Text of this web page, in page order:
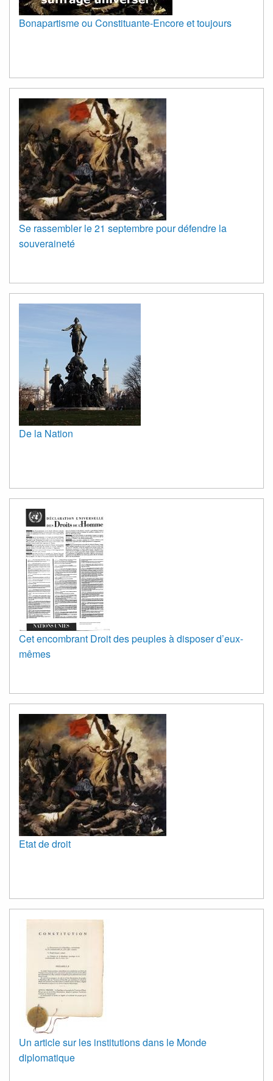
Bonapartisme ou Constituante-Encore et toujours
Se rassembler le 21 septembre pour défendre la
souveraineté
De la Nation
Cet encombrant Droit des peuples à disposer d’eux-
mêmes
Etat de droit
Un article sur les institutions dans le Monde
diplomatique